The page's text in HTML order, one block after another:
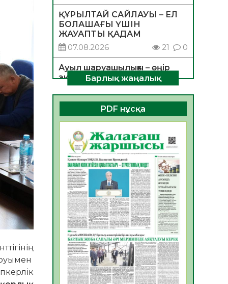
ҚҰРЫЛТАЙ САЙЛАУЫ – ЕЛ
БОЛАШАҒЫ ҮШІН
ЖАУАПТЫ ҚАДАМ
07.08.2026
21 0
Ауыл шаруашылығы – өңір
экономикасының негізгі
тірегі
06.08.2026
31 0
ҚОҒАМДЫҚ БЕЛСЕНДІЛІК –
ЕЛ ДАМУЫНЫҢ НЕГІЗІ
06.08.2026
30
ҚҰРЫЛТАЙ САЙЛАУЫ –
БОЛАШАҚҚА БАСТАР
ЖАУАПТЫ ТАҢДАУ
06.08.2026
32
Инфекциялық ауруларға
қарсы иммундау
жұмыстарының тиімділігі
06.08.2026
33
Көкжөтел ауруы туралы
Барлық жаңалық
PDF нұсқа